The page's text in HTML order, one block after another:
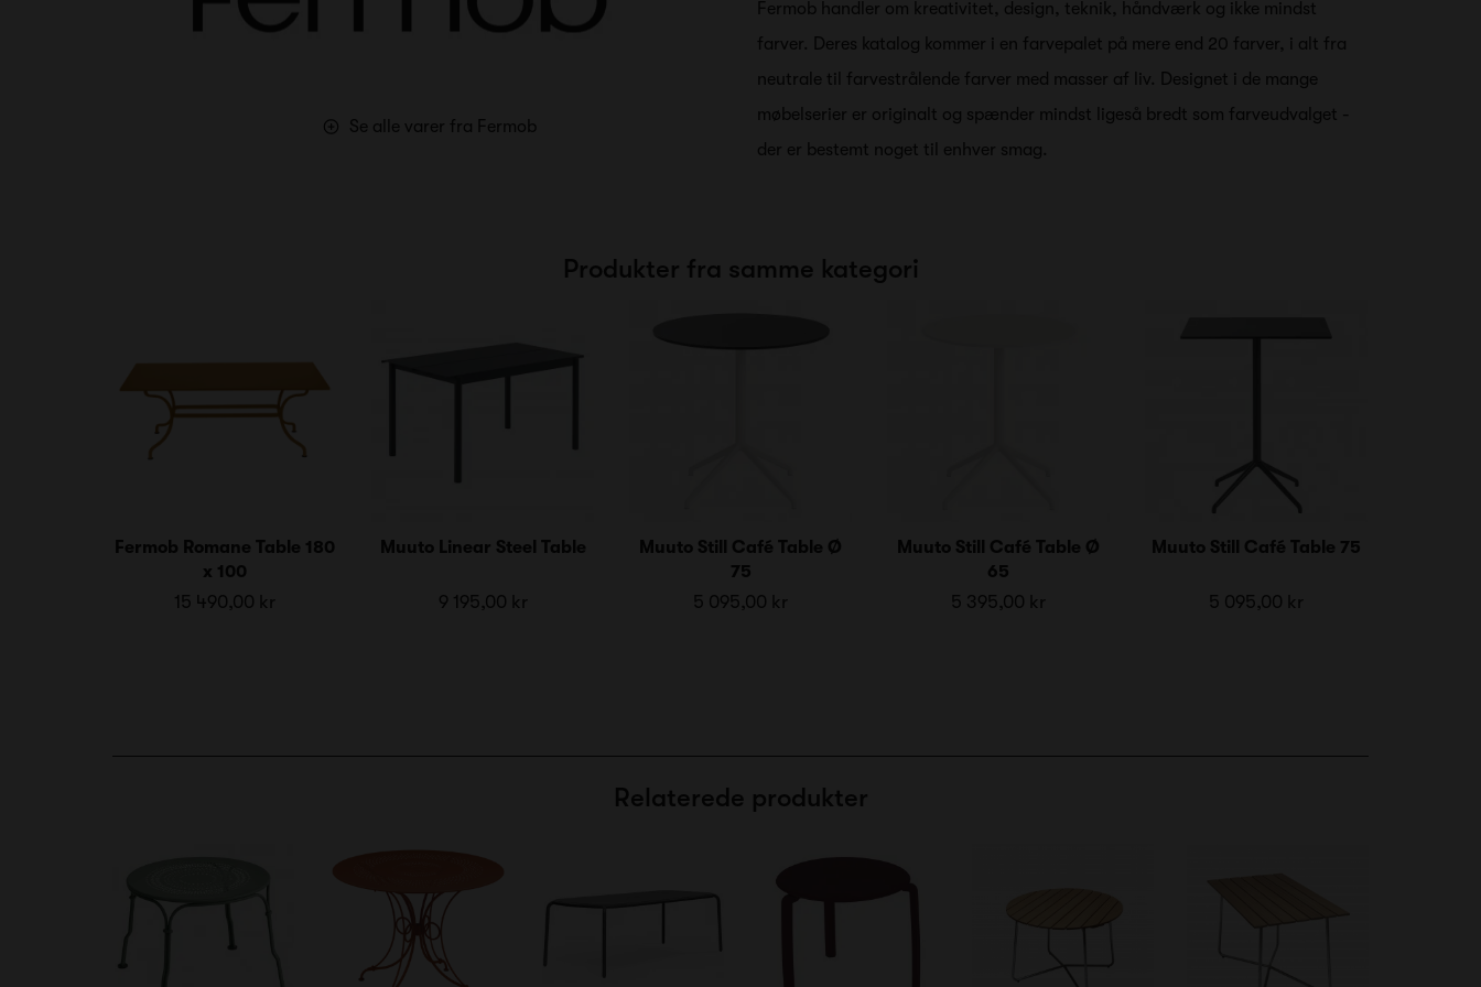
Se alle varer fra Fermob
Fermob handler om kreativitet, design, teknik, håndværk og ikke mindst
farver. Deres katalog kommer i en farvepalet på mere end 20 farver, i alt fra
neutrale til farvestrålende farver med masser af liv. Designet i de mange
møbelserier er originalt og spænder mindst ligeså bredt som farveudvalget -
der er bestemt noget til enhver smag.
Produkter fra samme kategori
Fermob Romane Table 180
x 100
15 490,00 kr
Muuto Linear Steel Table
9 195,00 kr
Muuto Still Café Table Ø
75
5 095,00 kr
Muuto Still Café Table Ø
65
5 395,00 kr
Muuto Still Café Table 75
5 095,00 kr
Relaterede produkter